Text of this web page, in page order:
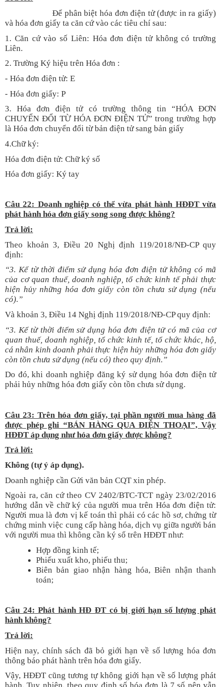
Để phân biệt hóa đơn điện tử (được in ra giấy)
và hóa đơn giấy ta căn cứ vào các tiêu chí sau:
1. Căn cứ vào số Liên: Hóa đơn điện tử không có trường
Liên.
2. Trường Ký hiệu trên Hóa đơn :
- Hóa đơn điện tử: E
- Hóa đơn giấy: P
3. Hóa đơn điện tử có trường thông tin “HÓA ĐƠN
CHUYỂN ĐỔI TỪ HÓA ĐƠN ĐIỆN TỬ” trong trường hợp
là Hóa đơn chuyển đổi từ bản điện tử sang bản giấy
4.Chữ ký:
Hóa đơn điện tử: Chữ ký số
Hóa đơn giấy: Ký tay
Câu 22: Doanh nghiệp có thể vừa phát hành HĐĐT vừa
phát hành hóa đơn giấy song song được không?
Trả lời:
Theo khoản 3, Điều 20 Nghị định 119/2018/NĐ-CP quy
định:
“3. Kể từ thời điểm sử dụng hóa đơn điện tử không có mã
của cơ quan thuế, doanh nghiệp, tổ chức kinh tế phải thực
hiện hủy những hóa đơn giấy còn tồn chưa sử dụng (nếu
có).”
Và khoản 3, Điều 14 Nghị định 119/2018/NĐ-CP quy định:
“3. Kể từ thời điểm sử dụng hóa đơn điện tử có mã của cơ
quan thuế, doanh nghiệp, tổ chức kinh tế, tổ chức khác, hộ,
cá nhân kinh doanh phải thực hiện hủy những hóa đơn giấy
còn tồn chưa sử dụng (nếu có) theo quy định.”
Do đó, khi doanh nghiệp đăng ký sử dụng hóa đơn điện tử
phải hủy những hóa đơn giấy còn tồn chưa sử dụng.
Câu 23: Trên hóa đơn giấy, tại phần người mua hàng đã
được phép ghi “BÁN HÀNG QUA ĐIỆN THOẠI”, Vậy
HĐĐT áp dụng như hóa đơn giấy được không?
Trả lời:
Không (tự ý áp dụng).
Doanh nghiệp cần Gửi văn bản CQT xin phép.
Ngoài ra, căn cứ theo CV 2402/BTC-TCT ngày 23/02/2016
hướng dẫn về chữ ký của người mua trên Hóa đơn điện tử:
Người mua là đơn vị kế toán thì phải có các hồ sơ, chứng từ
chứng minh việc cung cấp hàng hóa, dịch vụ giữa người bán
với người mua thì không cần ký số trên HĐĐT như:
Hợp đồng kinh tế;
Phiếu xuất kho, phiếu thu;
Biên bản giao nhận hàng hóa, Biên nhận thanh
toán;
Câu 24: Phát hành HĐ ĐT có bị giới hạn số lượng phát
hành không?
Trả lời:
Hiện nay, chính sách đã bỏ giới hạn về số lượng hóa đơn
thông báo phát hành trên hóa đơn giấy.
Vậy, HĐĐT cũng tương tự không giới hạn về số lượng phát